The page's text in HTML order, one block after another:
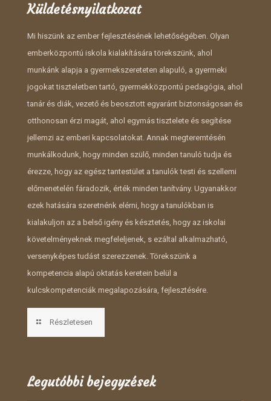
Küldetésnyilatkozat
Mi hiszünk az ember fejlesztésének lehetőségében. Olyan
emberközpontú iskola kialakítására törekszünk, ahol
munkánk alapja a gyermekszereteten alapuló, a gyermeki
jogokat tiszteletben tartó, gyermekközpontú pedagógia, ahol
tanár és diák, vezető és beosztott egyaránt biztonságosan és
otthonosan érzi magát, ahol egymás tisztelete és segítése
jellemzi az emberi kapcsolatokat. Annak megteremtésén
munkálkodunk, hogy minden szülő, minden tanuló tudja és
érezze, hogy az egész tantestület a tanulók testi és szellemi
előmenetelén fáradozik, érték minden tanítvány. Ugyanakkor
ezek hatására szeretnénk elérni, hogy a tanulókban is
kialakuljon az a belső igény és késztetés, hogy az iskolai
követelményeknek megfeleljenek, s ezáltal alkalmazható,
versenyképes tudást szerezzenek. Törekszünk a
kompetencia alapú oktatás keretein belül a
kulcskompetenciák megalapozására, fejlesztésére.
Részletesen
Legutóbbi bejegyzések